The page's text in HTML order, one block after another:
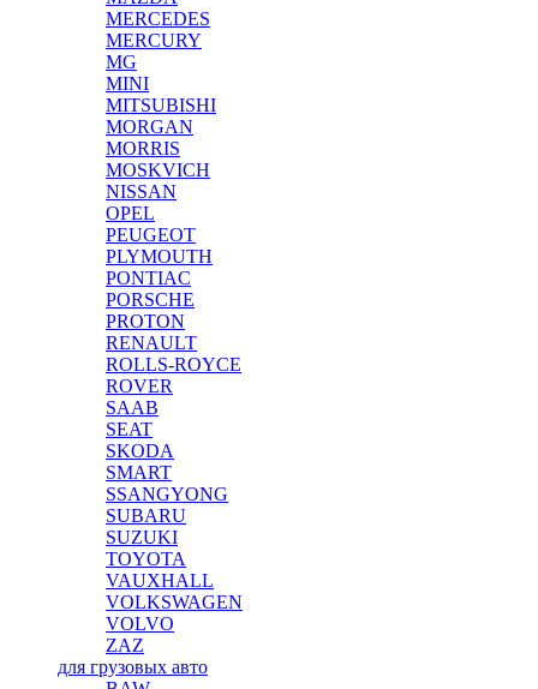
MERCEDES
MERCURY
MG
MINI
MITSUBISHI
MORGAN
MORRIS
MOSKVICH
NISSAN
OPEL
PEUGEOT
PLYMOUTH
PONTIAC
PORSCHE
PROTON
RENAULT
ROLLS-ROYCE
ROVER
SAAB
SEAT
SKODA
SMART
SSANGYONG
SUBARU
SUZUKI
TOYOTA
VAUXHALL
VOLKSWAGEN
VOLVO
ZAZ
для грузовых авто